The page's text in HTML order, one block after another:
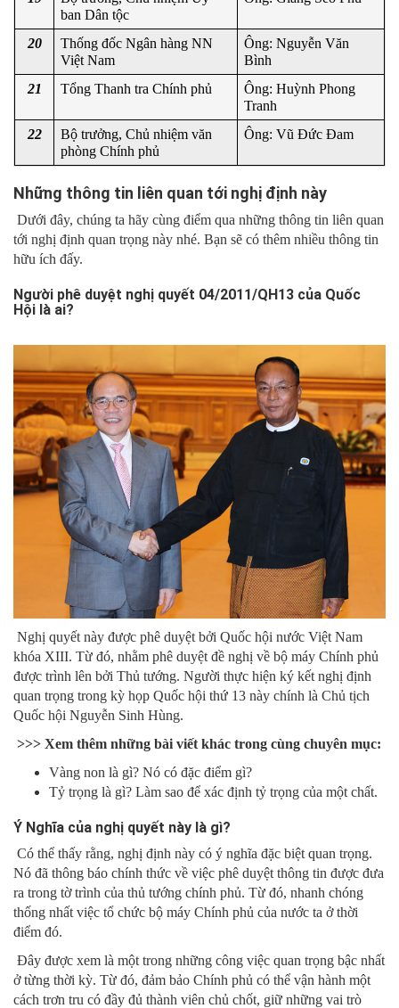
ban Dân tộc
20
Thống đốc Ngân hàng NN
Việt Nam
Ông: Nguyễn Văn
Bình
21
Tổng Thanh tra Chính phủ
Ông: Huỳnh Phong
Tranh
22
Bộ trưởng, Chủ nhiệm văn
phòng Chính phủ
Ông: Vũ Đức Đam
Những thông tin liên quan tới nghị định này
Dưới đây, chúng ta hãy cùng điểm qua những thông tin liên quan
tới nghị định quan trọng này nhé. Bạn sẽ có thêm nhiều thông tin
hữu ích đấy.
Người phê duyệt nghị quyết 04/2011/QH13 của Quốc
Hội là ai?
Nghị quyết này được phê duyệt bởi Quốc hội nước Việt Nam
khóa XIII. Từ đó, nhằm phê duyệt đề nghị về bộ máy Chính phủ
được trình lên bởi Thủ tướng. Người thực hiện ký kết nghị định
quan trọng trong kỳ họp Quốc hội thứ 13 này chính là Chủ tịch
Quốc hội Nguyễn Sinh Hùng.
>>> Xem thêm những bài viết khác trong cùng chuyên mục:
Vàng non là gì? Nó có đặc điểm gì?
Tỷ trọng là gì? Làm sao để xác định tỷ trọng của một chất.
Ý Nghĩa của nghị quyết này là gì?
Có thể thấy rằng, nghị định này có ý nghĩa đặc biệt quan trọng.
Nó đã thông báo chính thức về việc phê duyệt thông tin được đưa
ra trong tờ trình của thủ tướng chính phủ. Từ đó, nhanh chóng
thống nhất việc tổ chức bộ máy Chính phủ của nước ta ở thời
điểm đó.
Đây được xem là một trong những công việc quan trọng bậc nhất
ở từng thời kỳ. Từ đó, đảm bảo Chính phủ có thể vận hành một
cách trơn tru có đầy đủ thành viên chủ chốt, giữ những vai trò